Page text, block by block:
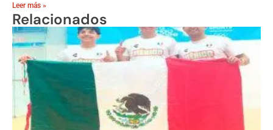
Leer más »
Relacionados